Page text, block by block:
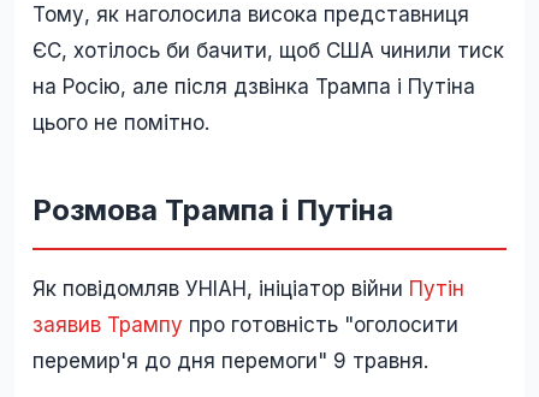
Тому, як наголосила висока представниця
ЄС, хотілось би бачити, щоб США чинили тиск
на Росію, але після дзвінка Трампа і Путіна
цього не помітно.
Розмова Трампа і Путіна
Як повідомляв УНІАН, ініціатор війни Путін
заявив Трампу про готовність "оголосити
перемир'я до дня перемоги" 9 травня.